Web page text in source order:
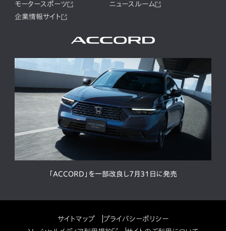
モータースポーツ
ニュースルーム
企業情報サイト
「ACCORD」を一部改良し7月31日に発売
サイトマップ
プライバシーポリシー